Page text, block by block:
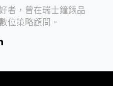
者，曾在瑞士鐘錶品
位策略顧問。